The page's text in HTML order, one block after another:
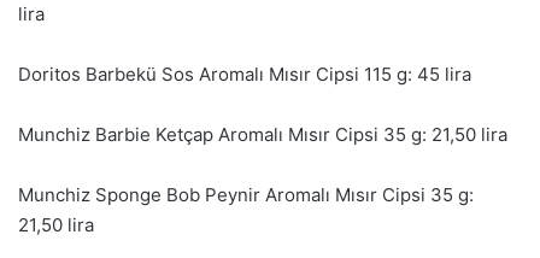
lira
Doritos Barbekü Sos Aromalı Mısır Cipsi 115 g: 45 lira
Munchiz Barbie Ketçap Aromalı Mısır Cipsi 35 g: 21,50 lira
Munchiz Sponge Bob Peynir Aromalı Mısır Cipsi 35 g:
21,50 lira